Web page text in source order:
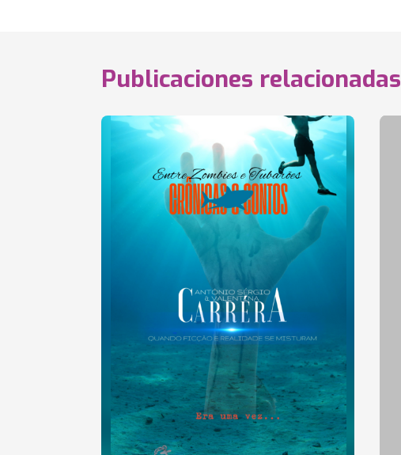
Publicaciones relacionadas